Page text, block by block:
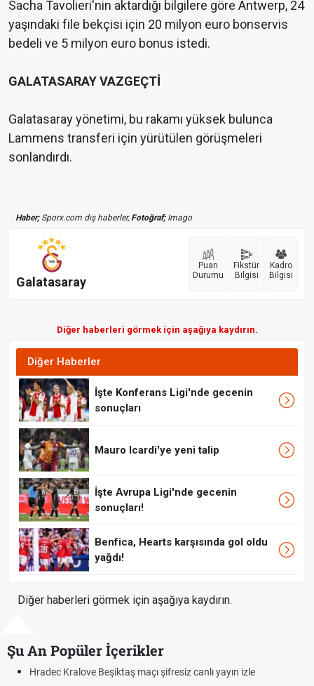
Sacha Tavolieri'nin aktardığı bilgilere göre Antwerp, 24
yaşındaki file bekçisi için 20 milyon euro bonservis
bedeli ve 5 milyon euro bonus istedi.
GALATASARAY VAZGEÇTİ
Galatasaray yönetimi, bu rakamı yüksek bulunca
Lammens transferi için yürütülen görüşmeleri
sonlandırdı.
Haber;Sporx.com dış haberler,Fotoğraf;Imago
Galatasaray
Puan
Durumu
Fikstür
Bilgisi
Kadro
Bilgisi
Diğer haberleri görmek için aşağıya kaydırın.
Diğer Haberler
İşte Konferans Ligi'nde gecenin
sonuçları
Mauro Icardi'ye yeni talip
İşte Avrupa Ligi'nde gecenin
sonuçları!
Benfica, Hearts karşısında gol oldu
yağdı!
Diğer haberleri görmek için aşağıya kaydırın.
Şu An Popüler İçerikler
Hradec Kralove Beşiktaş maçı şifresiz canlı yayın izle